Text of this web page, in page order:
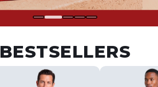
BESTSELLERS